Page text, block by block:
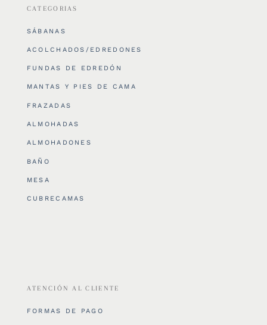
CATEGORIAS
SÁBANAS
ACOLCHADOS/EDREDONES
FUNDAS DE EDREDÓN
MANTAS Y PIES DE CAMA
FRAZADAS
ALMOHADAS
ALMOHADONES
BAÑO
MESA
CUBRECAMAS
ATENCIÓN AL CLIENTE
FORMAS DE PAGO